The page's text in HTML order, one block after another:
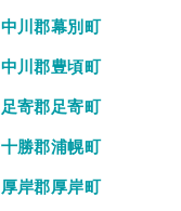
中川郡幕別町
中川郡豊頃町
足寄郡足寄町
十勝郡浦幌町
厚岸郡厚岸町